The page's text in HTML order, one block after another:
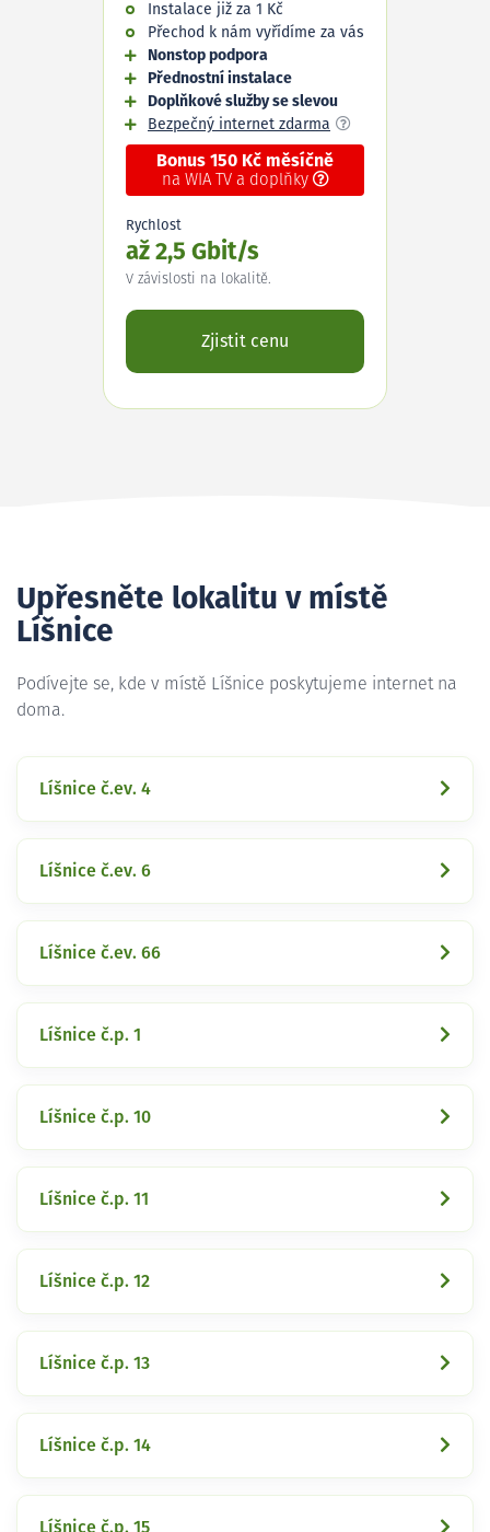
Instalace již za 1 Kč
Přechod k nám vyřídíme za vás
Nonstop podpora
Přednostní instalace
Doplňkové služby se slevou
Bezpečný internet zdarma
Bonus 150 Kč měsíčně
na WIA TV a doplňky
Rychlost
až 2,5 Gbit/s
V závislosti na lokalitě.
Zjistit cenu
Upřesněte lokalitu v místě
Líšnice
Podívejte se, kde v místě Líšnice poskytujeme internet na
doma.
Líšnice č.ev. 4
Líšnice č.ev. 6
Líšnice č.ev. 66
Líšnice č.p. 1
Líšnice č.p. 10
Líšnice č.p. 11
Líšnice č.p. 12
Líšnice č.p. 13
Líšnice č.p. 14
Líšnice č.p. 15